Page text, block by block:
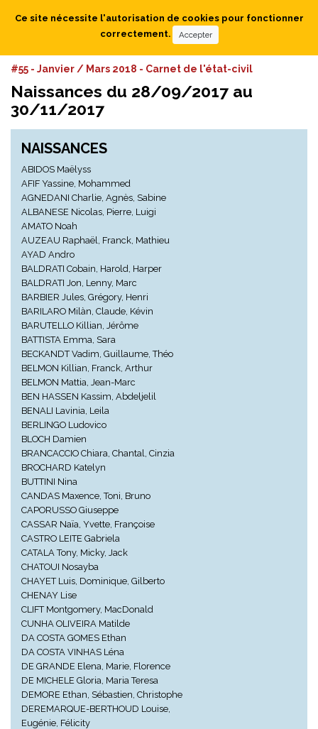
#55 - Janvier / Mars 2018 - Carnet de l'état-civil
Naissances du 28/09/2017 au
30/11/2017
NAISSANCES
ABIDOS Maëlyss
AFIF Yassine, Mohammed
AGNEDANI Charlie, Agnès, Sabine
ALBANESE Nicolas, Pierre, Luigi
AMATO Noah
AUZEAU Raphaël, Franck, Mathieu
AYAD Andro
BALDRATI Cobain, Harold, Harper
BALDRATI Jon, Lenny, Marc
BARBIER Jules, Grégory, Henri
BARILARO Milàn, Claude, Kévin
BARUTELLO Killian, Jérôme
BATTISTA Emma, Sara
BECKANDT Vadim, Guillaume, Théo
BELMON Killian, Franck, Arthur
BELMON Mattia, Jean-Marc
BEN HASSEN Kassim, Abdeljelil
BENALI Lavinia, Leila
BERLINGO Ludovico
BLOCH Damien
BRANCACCIO Chiara, Chantal, Cinzia
BROCHARD Katelyn
BUTTINI Nina
CANDAS Maxence, Toni, Bruno
CAPORUSSO Giuseppe
CASSAR Naïa, Yvette, Françoise
CASTRO LEITE Gabriela
CATALA Tony, Micky, Jack
CHATOUI Nosayba
CHAYET Luis, Dominique, Gilberto
CHENAY Lise
CLIFT Montgomery, MacDonald
CUNHA OLIVEIRA Matilde
DA COSTA GOMES Ethan
DA COSTA VINHAS Léna
DE GRANDE Elena, Marie, Florence
DE MICHELE Gloria, Maria Teresa
DEMORE Ethan, Sébastien, Christophe
DEREMARQUE-BERTHOUD Louise,
Eugénie, Félicity
Ce site nécessite l'autorisation de cookies pour fonctionner
correctement.
Accepter